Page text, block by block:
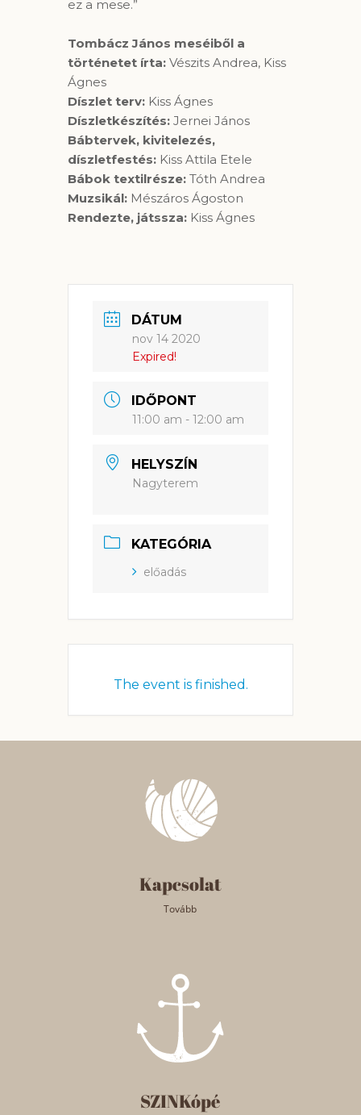
ez a mese.”
Tombácz János meséiből a
történetet írta: Vészits Andrea, Kiss
Ágnes
Díszlet terv: Kiss Ágnes
Díszletkészítés: Jernei János
Bábtervek, kivitelezés,
díszletfestés: Kiss Attila Etele
Bábok textilrésze: Tóth Andrea
Muzsikál: Mészáros Ágoston
Rendezte, játssza: Kiss Ágnes
DÁTUM
nov 14 2020
Expired!
IDŐPONT
11:00 am - 12:00 am
HELYSZÍN
Nagyterem
KATEGÓRIA
előadás
The event is finished.
Kapcsolat
Tovább
SZINKópé